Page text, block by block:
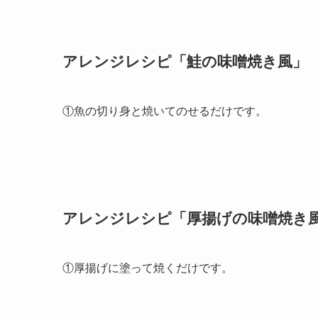
アレンジレシピ「鮭の味噌焼き風」
①魚の切り身と焼いてのせるだけです。
アレンジレシピ「厚揚げの味噌焼き
①厚揚げに塗って焼くだけです。